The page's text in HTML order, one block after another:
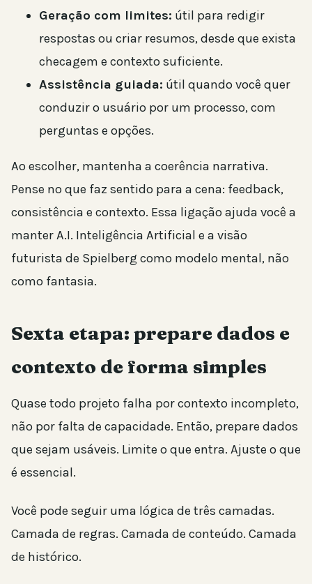
Geração com limites: útil para redigir
respostas ou criar resumos, desde que exista
checagem e contexto suficiente.
Assistência guiada: útil quando você quer
conduzir o usuário por um processo, com
perguntas e opções.
Ao escolher, mantenha a coerência narrativa.
Pense no que faz sentido para a cena: feedback,
consistência e contexto. Essa ligação ajuda você a
manter A.I. Inteligência Artificial e a visão
futurista de Spielberg como modelo mental, não
como fantasia.
Sexta etapa: prepare dados e
contexto de forma simples
Quase todo projeto falha por contexto incompleto,
não por falta de capacidade. Então, prepare dados
que sejam usáveis. Limite o que entra. Ajuste o que
é essencial.
Você pode seguir uma lógica de três camadas.
Camada de regras. Camada de conteúdo. Camada
de histórico.